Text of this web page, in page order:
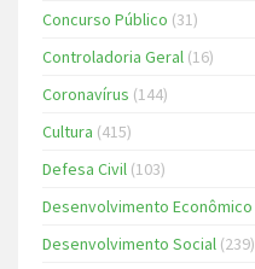
Concurso Público (31)
Controladoria Geral (16)
Coronavírus (144)
Cultura (415)
Defesa Civil (103)
Desenvolvimento Econômico
Desenvolvimento Social (239)